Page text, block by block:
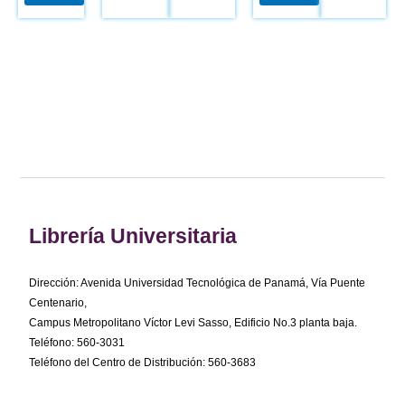
Librería Universitaria
Dirección: Avenida Universidad Tecnológica de Panamá, Vía Puente
Centenario,
Campus Metropolitano Víctor Levi Sasso, Edificio No.3 planta baja.
Teléfono: 560-3031
Teléfono del Centro de Distribución: 560-3683